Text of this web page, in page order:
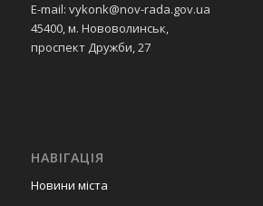
E-mail: vykonk@nov-rada.gov.ua
45400, м. Нововолинськ,
проспект Дружби, 27
НАВІГАЦІЯ
Новини міста